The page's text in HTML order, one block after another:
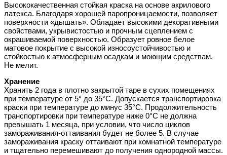
Высококачественная стойкая краска на основе акрилового
латекса. Благодаря хорошей паропроницаемости, позволяет
поверхности «дышать». Обладает высокими декоративными
свойствами, укрывистостью и прочным сцеплением с
окрашиваемой поверхностью. Образует ровное белое
матовое покрытие с высокой износоустойчивостью и
стойкостью к атмосферным осадкам и моющим средствам.
Не мелит.
Хранение
Хранить 2 года в плотно закрытой таре в сухих помещениях
при температуре от 5° до 35°С. Допускается транспортировка
краски при температуре до минус 35°С. Продолжительность
транспортировки при температуре ниже 0°С не должна
превышать 1 месяца, при условии, что число циклов
замораживания-оттаивания будет не более 5. В случае
замораживания краску оттаивают при комнатной температуре
и тщательно перемешивают до получения однородной массы.